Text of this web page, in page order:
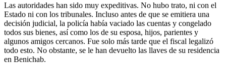
Las autoridades han sido muy expeditivas. No hubo trato, ni con el
Estado ni con los tribunales. Incluso antes de que se emitiera una
decisión judicial, la policía había vaciado las cuentas y congelado
todos sus bienes, así como los de su esposa, hijos, parientes y
algunos amigos cercanos. Fue solo más tarde que el fiscal legalizó
todo esto. No obstante, se le han devuelto las llaves de su residencia
en Benichab.